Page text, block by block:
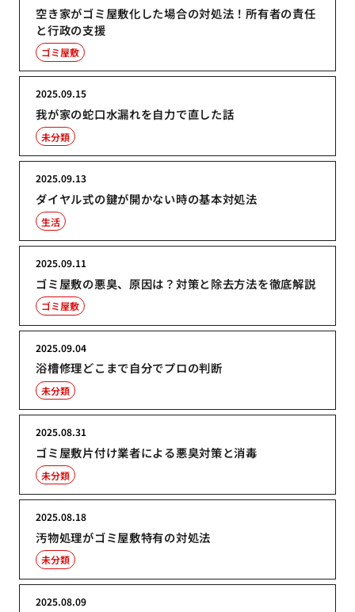
空き家がゴミ屋敷化した場合の対処法！所有者の責任
と行政の支援
ゴミ屋敷
我が家の蛇口水漏れを自力で直した話
2025.09.15
未分類
ダイヤル式の鍵が開かない時の基本対処法
2025.09.13
生活
ゴミ屋敷の悪臭、原因は？対策と除去方法を徹底解説
2025.09.11
ゴミ屋敷
浴槽修理どこまで自分でプロの判断
2025.09.04
未分類
ゴミ屋敷片付け業者による悪臭対策と消毒
2025.08.31
未分類
汚物処理がゴミ屋敷特有の対処法
2025.08.18
未分類
2025.08.09